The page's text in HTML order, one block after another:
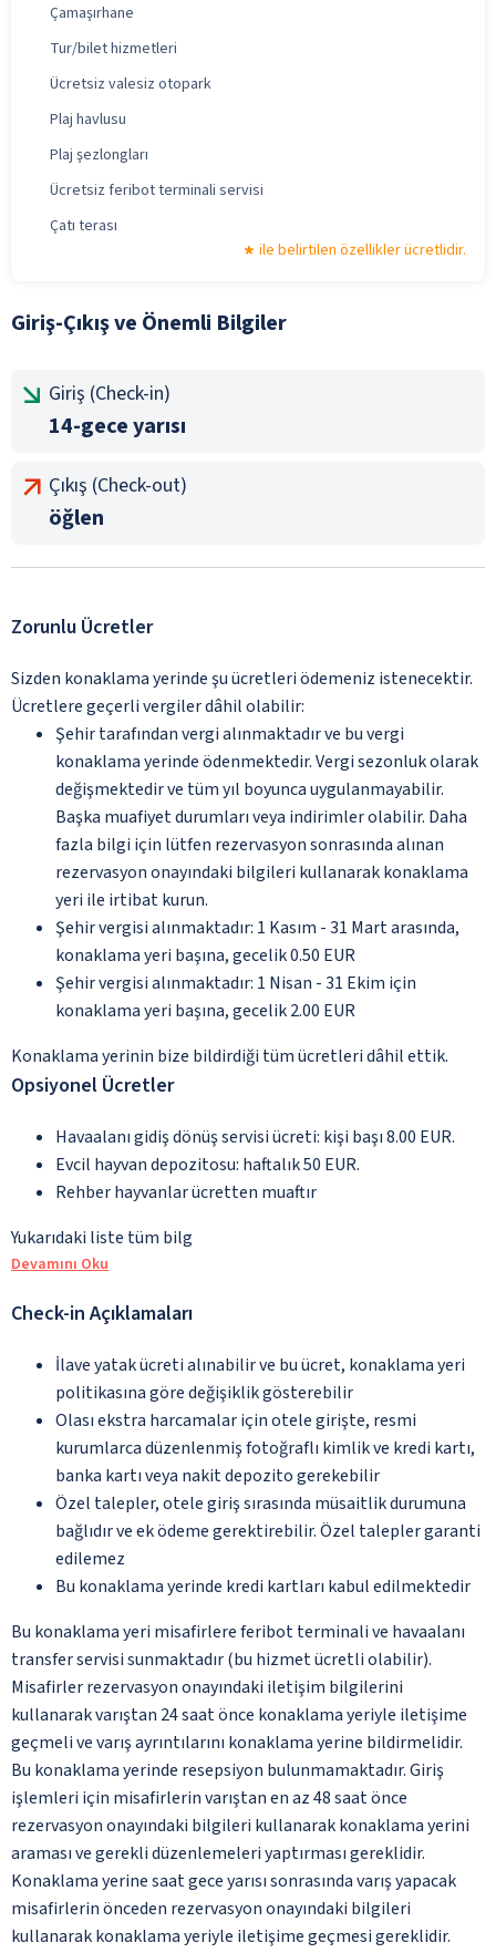
Çamaşırhane
Tur/bilet hizmetleri
Ücretsiz valesiz otopark
Plaj havlusu
Plaj şezlongları
Ücretsiz feribot terminali servisi
Çatı terası
ile belirtilen özellikler ücretlidir.
Giriş-Çıkış ve Önemli Bilgiler
Giriş (Check-in)
14-gece yarısı
Çıkış (Check-out)
öğlen
Zorunlu Ücretler
Sizden konaklama yerinde şu ücretleri ödemeniz istenecektir.
Ücretlere geçerli vergiler dâhil olabilir:
Şehir tarafından vergi alınmaktadır ve bu vergi
konaklama yerinde ödenmektedir. Vergi sezonluk olarak
değişmektedir ve tüm yıl boyunca uygulanmayabilir.
Başka muafiyet durumları veya indirimler olabilir. Daha
fazla bilgi için lütfen rezervasyon sonrasında alınan
rezervasyon onayındaki bilgileri kullanarak konaklama
yeri ile irtibat kurun.
Şehir vergisi alınmaktadır: 1 Kasım - 31 Mart arasında,
konaklama yeri başına, gecelik 0.50 EUR
Şehir vergisi alınmaktadır: 1 Nisan - 31 Ekim için
konaklama yeri başına, gecelik 2.00 EUR
Konaklama yerinin bize bildirdiği tüm ücretleri dâhil ettik.
Opsiyonel Ücretler
Havaalanı gidiş dönüş servisi ücreti: kişi başı 8.00 EUR.
Evcil hayvan depozitosu: haftalık 50 EUR.
Rehber hayvanlar ücretten muaftır
Yukarıdaki liste tüm bilg
Devamını Oku
Check-in Açıklamaları
İlave yatak ücreti alınabilir ve bu ücret, konaklama yeri
politikasına göre değişiklik gösterebilir
Olası ekstra harcamalar için otele girişte, resmi
kurumlarca düzenlenmiş fotoğraflı kimlik ve kredi kartı,
banka kartı veya nakit depozito gerekebilir
Özel talepler, otele giriş sırasında müsaitlik durumuna
bağlıdır ve ek ödeme gerektirebilir. Özel talepler garanti
edilemez
Bu konaklama yerinde kredi kartları kabul edilmektedir
Bu konaklama yeri misafirlere feribot terminali ve havaalanı
transfer servisi sunmaktadır (bu hizmet ücretli olabilir).
Misafirler rezervasyon onayındaki iletişim bilgilerini
kullanarak varıştan 24 saat önce konaklama yeriyle iletişime
geçmeli ve varış ayrıntılarını konaklama yerine bildirmelidir.
Bu konaklama yerinde resepsiyon bulunmamaktadır. Giriş
işlemleri için misafirlerin varıştan en az 48 saat önce
rezervasyon onayındaki bilgileri kullanarak konaklama yerini
araması ve gerekli düzenlemeleri yaptırması gereklidir.
Konaklama yerine saat gece yarısı sonrasında varış yapacak
misafirlerin önceden rezervasyon onayındaki bilgileri
kullanarak konaklama yeriyle iletişime geçmesi gereklidir.